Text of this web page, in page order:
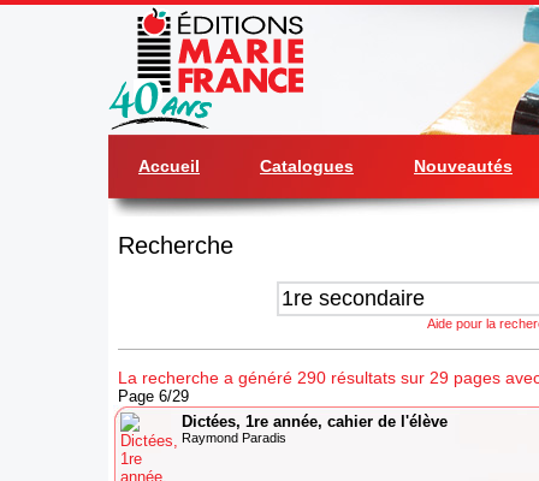
Accueil Catalogues Nouveautés
Recherche
Aide pour la
La recherche a généré 290 résultats sur 29 pages
Page 6/29
Dictées, 1re année, cahier de l'élève
Raymond Paradis